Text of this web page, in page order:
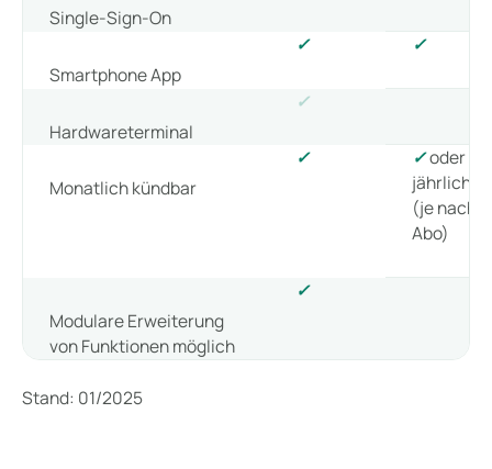
Single-Sign-On
Smartphone App
✓ ✓
Hardwareterminal
✓
Monatlich kündbar
✓ ✓oder
jährlich
(je nach
Abo)
Modulare Erweiterung
von Funktionen möglich
✓
Stand: 01/2025